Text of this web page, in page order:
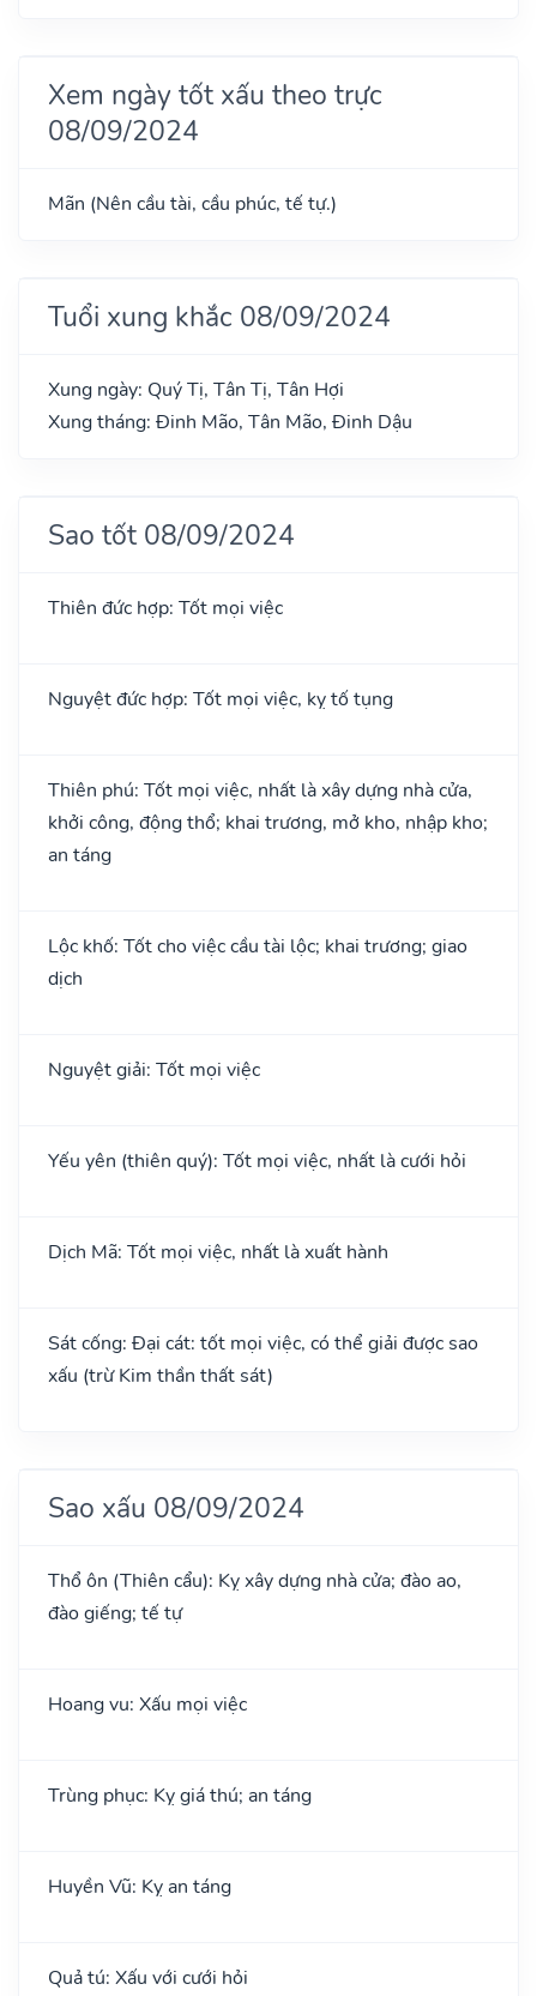
Xem ngày tốt xấu theo trực
08/09/2024
Mãn (Nên cầu tài, cầu phúc, tế tự.)
Tuổi xung khắc 08/09/2024
Xung ngày: Quý Tị, Tân Tị, Tân Hợi
Xung tháng: Đinh Mão, Tân Mão, Đinh Dậu
Sao tốt 08/09/2024
Thiên đức hợp: Tốt mọi việc
Nguyệt đức hợp: Tốt mọi việc, kỵ tố tụng
Thiên phú: Tốt mọi việc, nhất là xây dựng nhà cửa,
khởi công, động thổ; khai trương, mở kho, nhập kho;
an táng
Lộc khố: Tốt cho việc cầu tài lộc; khai trương; giao
dịch
Nguyệt giải: Tốt mọi việc
Yếu yên (thiên quý): Tốt mọi việc, nhất là cưới hỏi
Dịch Mã: Tốt mọi việc, nhất là xuất hành
Sát cống: Đại cát: tốt mọi việc, có thể giải được sao
xấu (trừ Kim thần thất sát)
Sao xấu 08/09/2024
Thổ ôn (Thiên cẩu): Kỵ xây dựng nhà cửa; đào ao,
đào giếng; tế tự
Hoang vu: Xấu mọi việc
Trùng phục: Kỵ giá thú; an táng
Huyền Vũ: Kỵ an táng
Quả tú: Xấu với cưới hỏi